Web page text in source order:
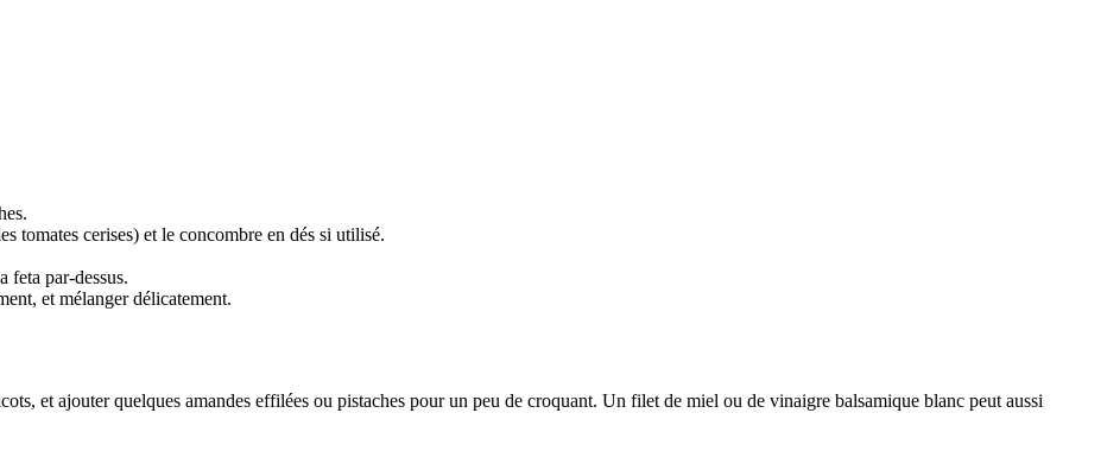
tomates cerises) et le concombre en dés si utilisé.
feta par-dessus.
et mélanger délicatement.
et ajouter quelques amandes effilées ou pistaches pour un peu de croquant. Un filet de miel ou de vinaigre balsamique blanc peut aussi